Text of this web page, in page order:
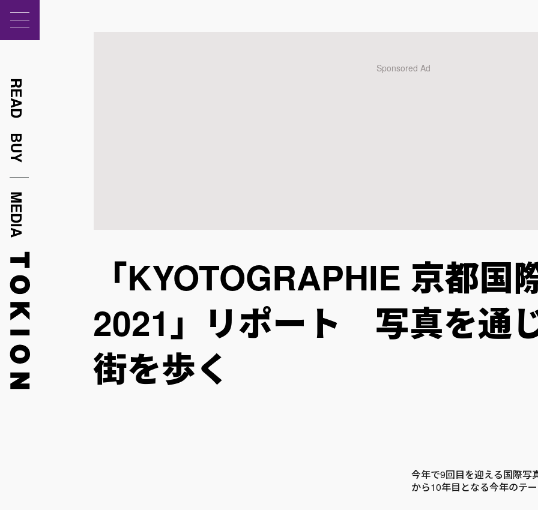
READ
BUY
MEDIA
「KYOTOGRAPHIE 京都国
2021」リポート 写真を通
街を歩く
今年で9回目を迎える国際写
から10年目となる今年のテ